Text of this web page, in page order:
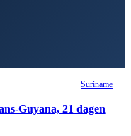
Suriname
Guyana, 21 dagen